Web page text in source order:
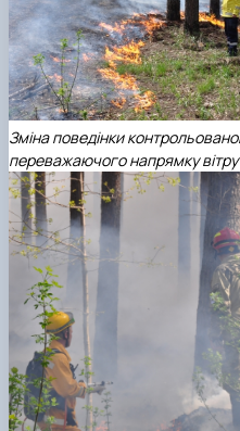
Зміна поведінки
переважаючого напрямку вітру